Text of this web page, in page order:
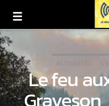
ACTUALITÉS
Le feu